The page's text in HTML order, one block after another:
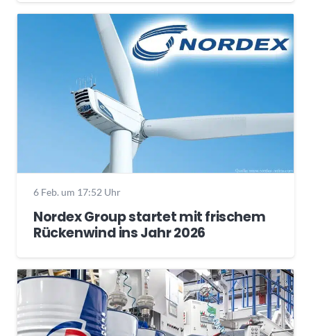
6 Feb. um 17:52 Uhr
Nordex Group startet mit frischem
Rückenwind ins Jahr 2026